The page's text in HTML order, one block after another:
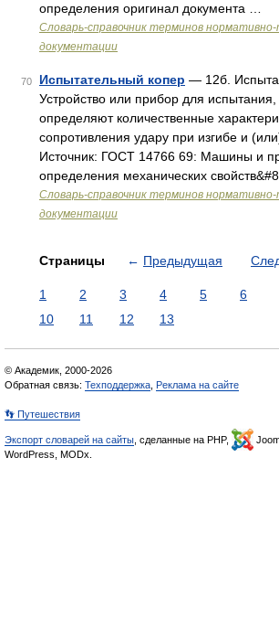
определения оригинал документа …
Словарь-справочник терминов нормативно-
документации
70 Испытательный копер — 12б.
Устройство или прибор для
определяют количественные
сопротивления удару при изгибе и
Источник: ГОСТ 14766 69: Машины и
определения механических
Словарь-справочник терминов нормативно-
документации
Страницы ← Предыдущая
1 2 3 4 5 6
10
11 12 13
© Академик, 2000-2026
Обратная связь: Техподдержка Реклама на сайте
👣 Путешествия
Экспорт словарей на сайты , сделанные на PHP,
WordPress, MODx.